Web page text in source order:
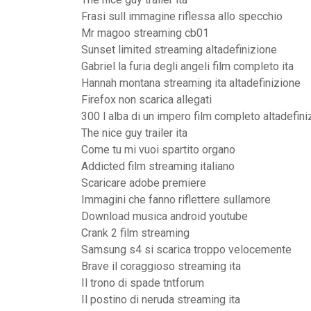
Frasi sull immagine riflessa allo specchio
Mr magoo streaming cb01
Sunset limited streaming altadefinizione
Gabriel la furia degli angeli film completo ita
Hannah montana streaming ita altadefinizione
Firefox non scarica allegati
300 l alba di un impero film completo
The nice guy trailer ita
Come tu mi vuoi spartito organo
Addicted film streaming italiano
Scaricare adobe premiere
Immagini che fanno riflettere sullamore
Download musica android youtube
Crank 2 film streaming
Samsung s4 si scarica troppo velocemente
Brave il coraggioso streaming ita
Il trono di spade tntforum
Il postino di neruda streaming ita